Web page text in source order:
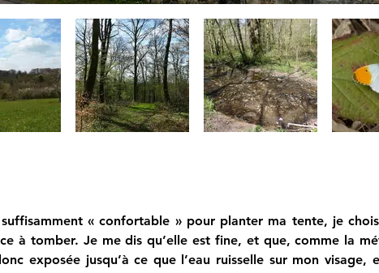
« confortable » pour planter ma tente, je
à tomber. Je me dis qu’elle est fine, et que, comme la
exposée jusqu’à ce que l’eau ruisselle sur mon